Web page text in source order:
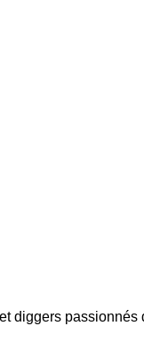
diggers passionnés